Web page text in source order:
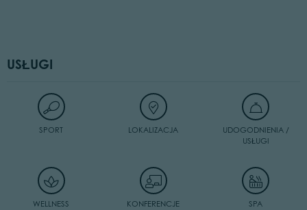
USŁUGI
SPORT LOKALIZACJA
UDOGODNIENIA /
USŁUGI
WELLNESS KONFERENCJE SPA